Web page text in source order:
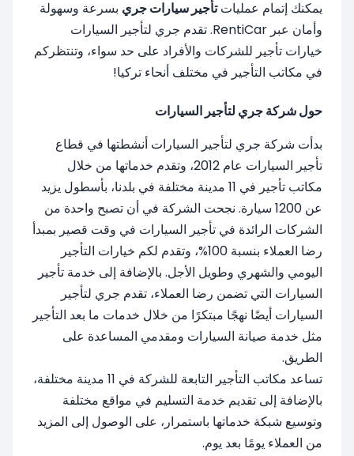
يمكنك إتمام عملياتتأجير سيارات جري بسرعة وسهولة
وأمان عبر RentiCar. تقدم جري لتأجير السيارات
خيارات تأجير للشركات والأفراد على حد سواء، وتنتظركم
في مكاتب التأجير في مختلف أنحاء تركيا!
حول شركة جري لتأجير السيارات
بدأت شركة جري لتأجير السيارات أنشطتها في قطاع
تأجير السيارات عام 2012، وتقدم خدماتها من خلال
مكاتب تأجير في 11 مدينة مختلفة في بلدنا، بأسطول يزيد
عن 1200 سيارة. نجحت الشركة في أن تصبح واحدة من
الشركات الرائدة في تأجير السيارات في وقت قصير بمبدأ
رضا العملاء بنسبة 100%، وتقدم لكم خيارات التأجير
اليومي والشهري وطويل الأجل. بالإضافة إلى خدمة تأجير
السيارات التي تضمن رضا العملاء، تقدم جري لتأجير
السيارات أيضًا نهجًا مبتكرًا من خلال خدمات ما بعد التأجير
مثل خدمة صيانة السيارات ومقدمي المساعدة على
الطريق.
تساعد مكاتب التأجير التابعة للشركة في 11 مدينة مختلفة،
بالإضافة إلى تقديم خدمة التسليم في مواقع مختلفة
وتوسيع شبكة خدماتها باستمرار، على الوصول إلى المزيد
من العملاء يومًا بعد يوم.